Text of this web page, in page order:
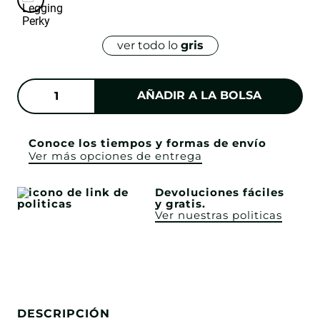
ver todo lo gris
AÑADIR A LA BOLSA
Conoce los tiempos y formas de envío
Ver más opciones de entrega
Devoluciones fáciles
y gratis.
Ver nuestras politicas
DESCRIPCIÓN